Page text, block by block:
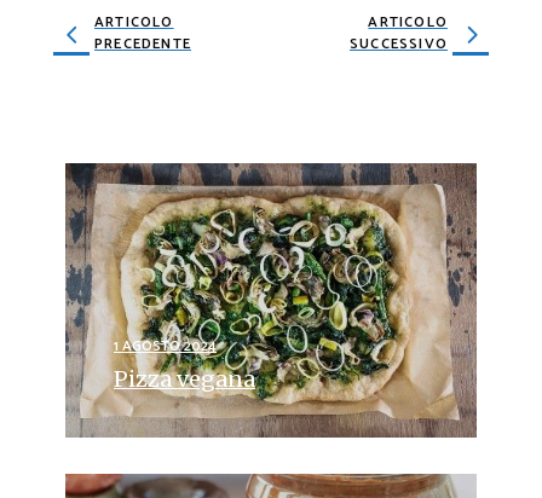
ARTICOLO
PRECEDENTE
ARTICOLO
SUCCESSIVO
1 AGOSTO 2024
Pizza vegana